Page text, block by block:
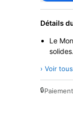
Détails
Le
solides.
› Voir
🔒